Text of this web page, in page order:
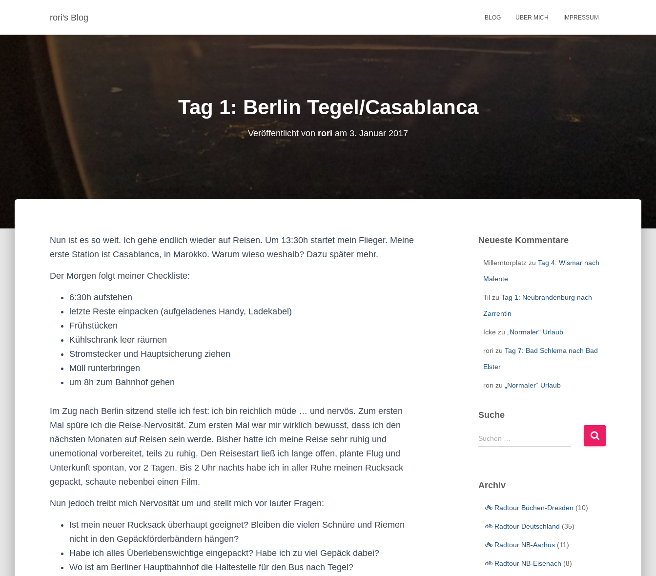
rori's Blog BLOG ÜBER MICH IMPRESSUM
Tag 1: Berlin Tegel/Casablanca
Veröffentlicht von rori am 3. Januar 2017
Nun ist es so weit. Ich gehe endlich wieder auf Reisen. Um 13:30h startet mein Flieger. Meine
erste Station ist Casablanca, in Marokko. Warum wieso weshalb? Dazu später mehr.
Der Morgen folgt meiner Checkliste:
6:30h aufstehen
letzte Reste einpacken (aufgeladenes Handy, Ladekabel)
Frühstücken
Kühlschrank leer räumen
Stromstecker und Hauptsicherung ziehen
Müll runterbringen
um 8h zum Bahnhof gehen
Im Zug nach Berlin sitzend stelle ich fest: ich bin reichlich müde … und nervös. Zum ersten
Mal spüre ich die Reise-Nervosität. Zum ersten Mal war mir wirklich bewusst, dass ich den
nächsten Monaten auf Reisen sein werde. Bisher hatte ich meine Reise sehr ruhig und
unemotional vorbereitet, teils zu ruhig. Den Reisestart ließ ich lange offen, plante Flug und
Unterkunft spontan, vor 2 Tagen. Bis 2 Uhr nachts habe ich in aller Ruhe meinen Rucksack
gepackt, schaute nebenbei einen Film.
Nun jedoch treibt mich Nervosität um und stellt mich vor lauter Fragen:
Ist mein neuer Rucksack überhaupt geeignet? Bleiben die vielen Schnüre und Riemen
nicht in den Gepäckförderbändern hängen?
Habe ich alles Überlebenswichtige eingepackt? Habe ich zu viel Gepäck dabei?
Wo ist am Berliner Hauptbahnhof die Haltestelle für den Bus nach Tegel?
Neueste Kommentare
Millerntorplatzzu Tag 4: Wismar nach
Malente
Tilzu Tag 1: Neubrandenburg nach
Zarrentin
Icke zu „Normaler“ Urlaub
rorizu Tag 7: Bad Schlema nach Bad
Elster
rorizu „Normaler“ Urlaub
Suche
S
u
n
Suchen …
Archiv
🚲 Radtour Büchen-Dresden (10)
🚲 Radtour Deutschland (35)
🚲 Radtour NB-Aarhus(11)
🚲 Radtour NB-Eisenach (8)